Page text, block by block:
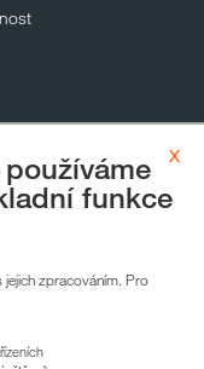
x
funkce
zpracováním. Pro